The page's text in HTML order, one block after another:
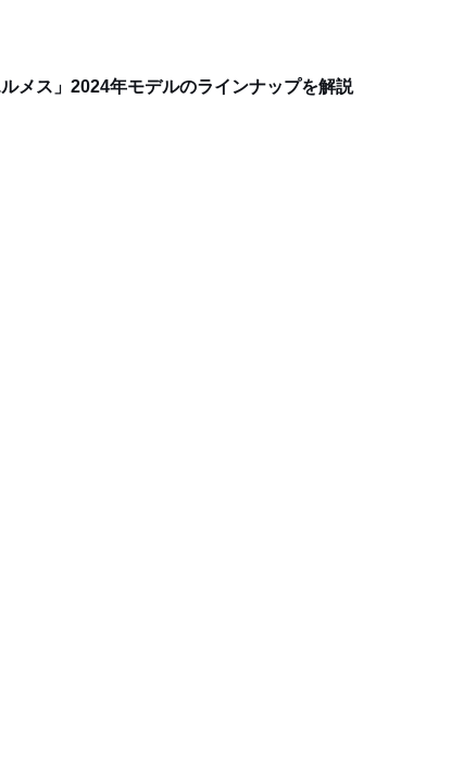
メス」2024年モデルのラインナップを解説